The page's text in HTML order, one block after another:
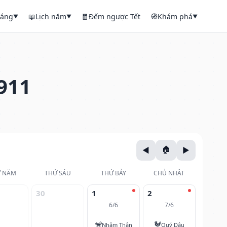
▼ 📖Lịch năm▼ 🧧Đếm ngược Tết 🧭Khám phá▼
NĂM THỨ SÁU THỨ BẢY CHỦ NHẬT
30 1
6/6
🐒Nhâm Thân
2
7/6
🐓Quý Dậu